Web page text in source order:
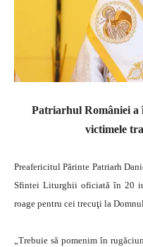
Patriarhul României a
victimele
Preafericitul Părinte Patriarh
Sfintei Liturghii oficiată în 20
roage pentru cei trecuţi la
„Trebuie să pomenim în